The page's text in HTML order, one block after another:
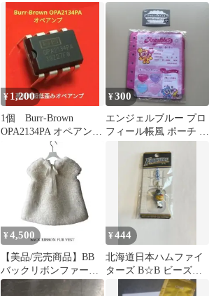
口キャップ
¥ 1,200
1個 Burr-Brown
OPA2134PA オペアンプ
¥300
エンジェルブルー プロ
フィール帳風 ポーチ B
¥ 4,500
【美品/完売商品】BB
バックリボンファーベ
スト
¥444
北海道日本ハムファイ
ターズ B☆B ビーズ根